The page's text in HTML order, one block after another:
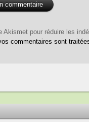
Akismet pour réduire les
commentaires sont